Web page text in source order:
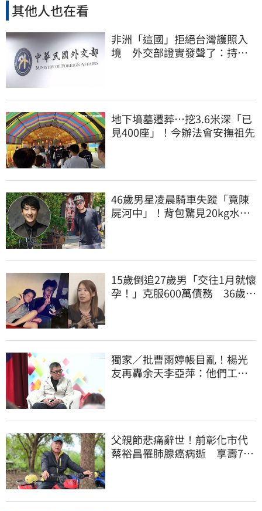
其他人也在看
非洲「這國」拒絕台灣護照入
境 外交部證實發聲了：持續
地下墳墓遷葬…挖3.6米深「已
見400座」！今辦法會安撫祖先
46歲男星凌晨騎車失蹤「竟陳
屍河中」！背包驚見20kg水泥
15歲倒追27歲男「交往1月就懷
孕！」克服600萬債務 36歲美
獨家／批曹雨婷帳目亂！楊光
友再轟余天李亞萍：他們工會
父親節悲痛辭世！前彰化市代
蔡裕昌罹肺腺癌病逝 享壽71